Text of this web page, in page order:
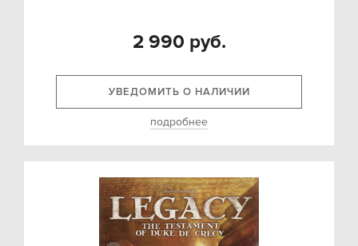
2 990 руб.
УВЕДОМИТЬ О НАЛИЧИИ
подробнее